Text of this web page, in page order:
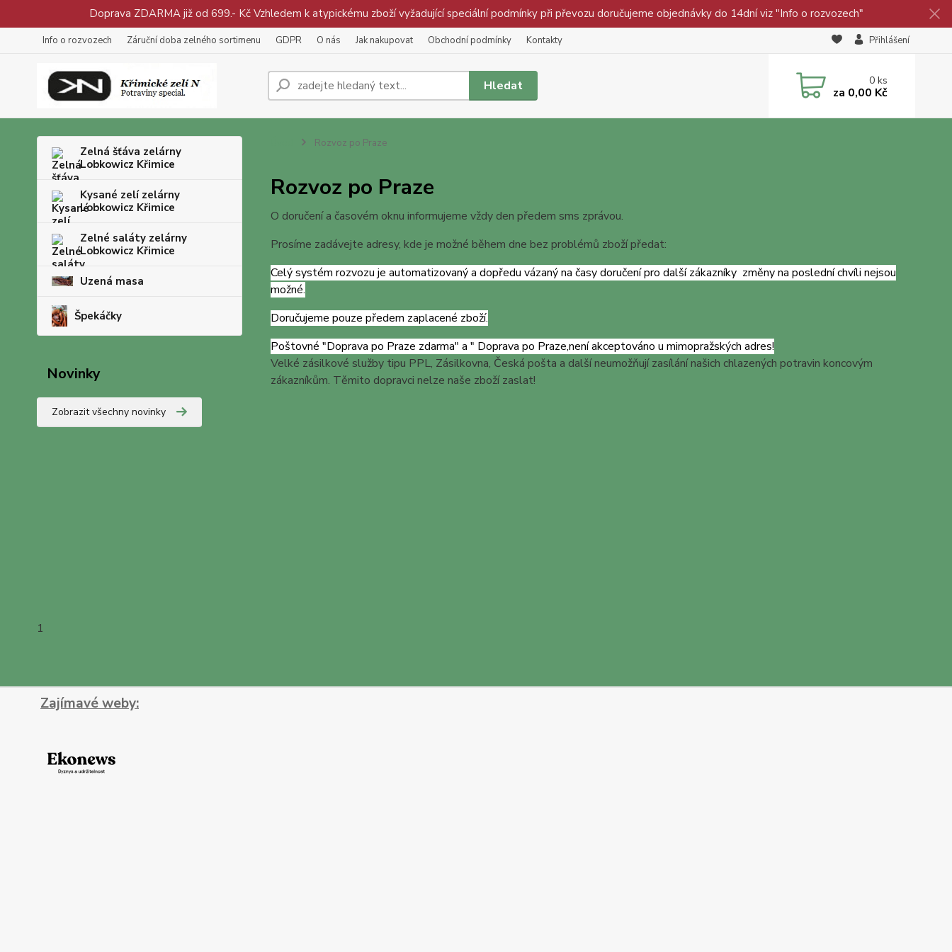
Doprava ZDARMA již od 699.- Kč Vzhledem k atypickému zboží vyžadující speciální podmínky při převozu doručujeme objednávky do 14dní viz "Info o rozvozech"
Info o rozvozech Záruční doba zelného sortimenu GDPR O nás Jak nakupovat Obchodní podmínky Kontakty Přihlášení
Hledat 0ks
za 0,00 Kč
Zelná šťáva zelárny
Lobkowicz Křimice
Kysané zelí zelárny
Lobkowicz Křimice
Zelné saláty zelárny
Lobkowicz Křimice
Uzená masa
Špekáčky
Novinky
Zobrazit všechny novinky
1
Rozvoz po Praze
Rozvoz po Praze
O doručení a časovém oknu informujeme vždy den předem sms zprávou.
Prosíme zadávejte adresy, kde je možné během dne bez problémů zboží předat:
Celý systém rozvozu je automatizovaný a dopředu vázaný na časy doručení pro další zákazníky změny na poslední chvíli nejsou
možné.
Doručujeme pouze předem zaplacené zboží.
Poštovné "Doprava po Praze zdarma" a " Doprava po Praze,není akceptováno u mimopražských adres!
Velké zásilkové služby tipu PPL, Zásilkovna, Česká pošta a další neumožňují zasílání našich chlazených potravin koncovým
zákazníkům. Těmito dopravci nelze naše zboží zaslat!
Zajímavé weby: